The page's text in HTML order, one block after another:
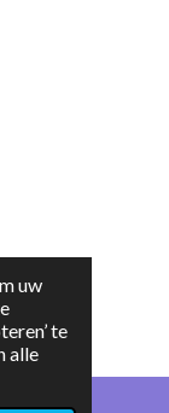
uw
te
alle